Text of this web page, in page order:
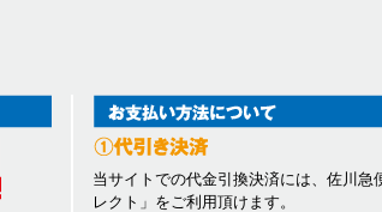
当サイトでの代金引換決済には、佐川急
レクト」をご利用頂けます。